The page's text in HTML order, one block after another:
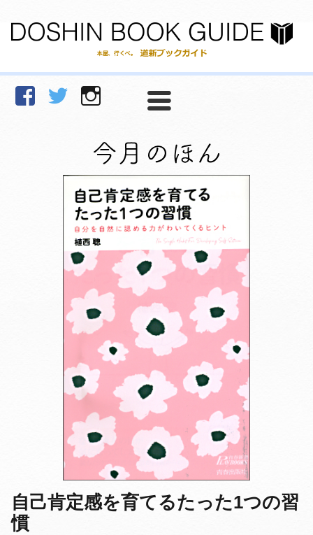
facebookTwitter Instagram
自己肯定感を育てるたった1つの習
慣